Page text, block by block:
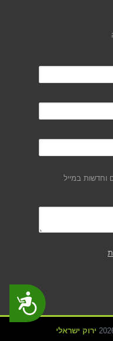
נגישות
וחדשות במייל
ירוק ישראלי